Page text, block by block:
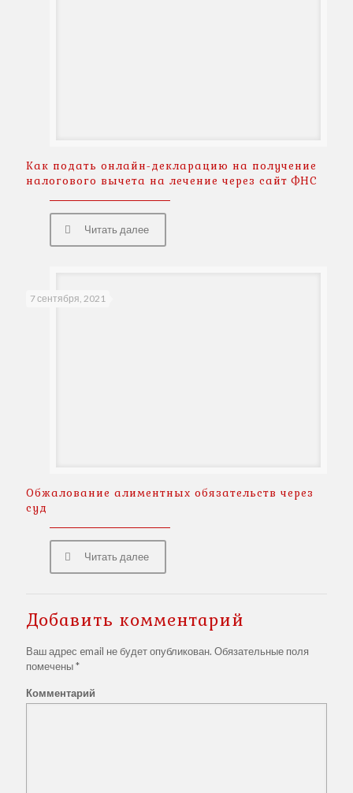
Как подать онлайн-декларацию на получение
налогового вычета на лечение через сайт ФНС
Читать далее
7 сентября, 2021
Обжалование алиментных обязательств через
суд
Читать далее
Добавить комментарий
Ваш адрес email не будет опубликован. Обязательные поля
помечены*
Комментарий